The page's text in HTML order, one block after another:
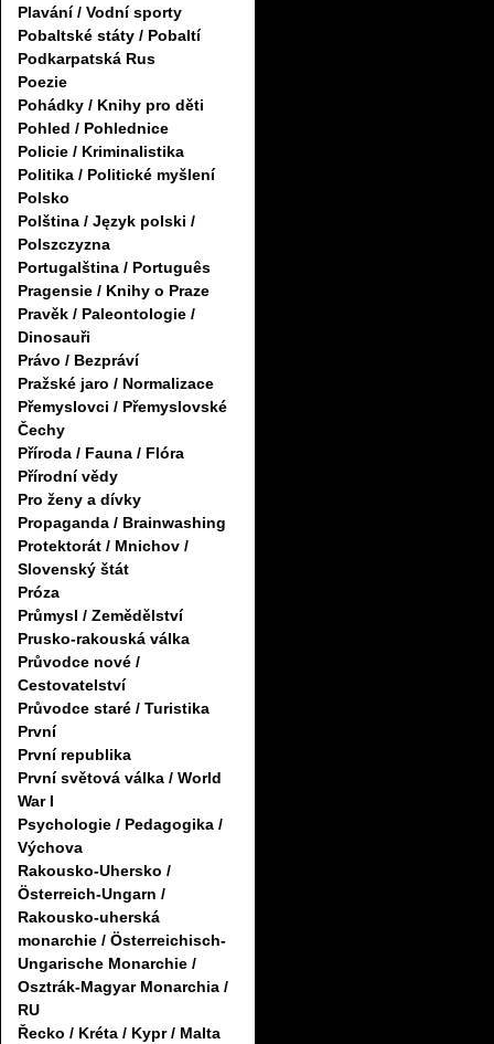
Plavání / Vodní sporty
Pobaltské státy / Pobaltí
Podkarpatská Rus
Poezie
Pohádky / Knihy pro děti
Pohled / Pohlednice
Policie / Kriminalistika
Politika / Politické myšlení
Polsko
Polština / Język polski /
Polszczyzna
Portugalština / Português
Pragensie / Knihy o Praze
Pravěk / Paleontologie /
Dinosauři
Právo / Bezpráví
Pražské jaro / Normalizace
Přemyslovci / Přemyslovské
Čechy
Příroda / Fauna / Flóra
Přírodní vědy
Pro ženy a dívky
Propaganda / Brainwashing
Protektorát / Mnichov /
Slovenský štát
Próza
Průmysl / Zemědělství
Prusko-rakouská válka
Průvodce nové /
Cestovatelství
Průvodce staré / Turistika
První
První republika
První světová válka / World
War I
Psychologie / Pedagogika /
Výchova
Rakousko-Uhersko /
Österreich-Ungarn /
Rakousko-uherská
monarchie / Österreichisch-
Ungarische Monarchie /
Osztrák-Magyar Monarchia /
RU
Řecko / Kréta / Kypr / Malta